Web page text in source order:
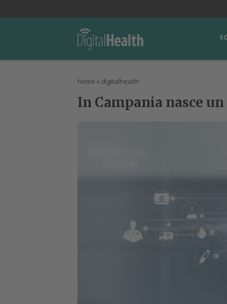
home » digitalhealth
In Campania nasce